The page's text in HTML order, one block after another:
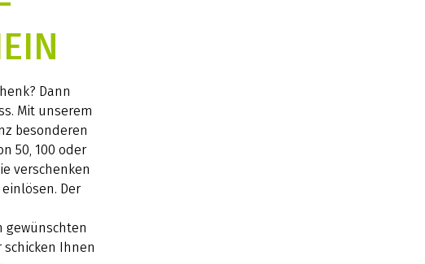
Dann
Mit unserem
besonderen
50, 100 oder
verschenken
Der
gewünschten
Ihnen